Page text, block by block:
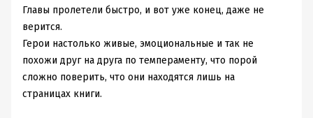
Главы пролетели быстро, и вот уже конец, даже не
верится.
Герои настолько живые, эмоциональные и так не
похожи друг на друга по темпераменту, что порой
сложно поверить, что они находятся лишь на
страницах книги.